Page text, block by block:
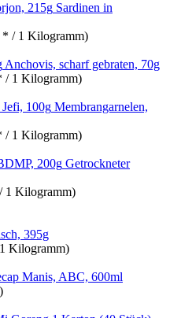
Sardinen in
* / 1 Kilogramm)
Anchovis, scharf gebraten, 70g
/ 1 Kilogramm)
Membrangarnelen,
/ 1 Kilogramm)
Getrockneter
1 Kilogramm)
395g
Kilogramm)
Manis, ABC, 600ml